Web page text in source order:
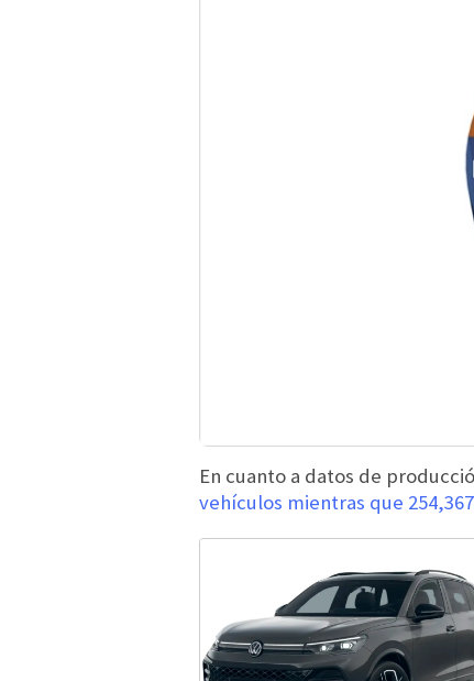
En cuanto a datos de
vehículos mientras que